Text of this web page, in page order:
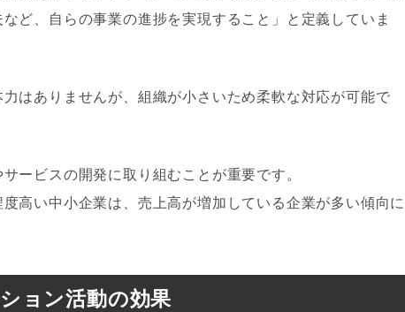
ど、自らの事業の進捗を実現すること」と定義していま
はありませんが、組織が小さいため柔軟な対応が可能で
ービスの開発に取り組むことが重要です。
高い中小企業は、売上高が増加している企業が多い傾向に
ョン活動の効果